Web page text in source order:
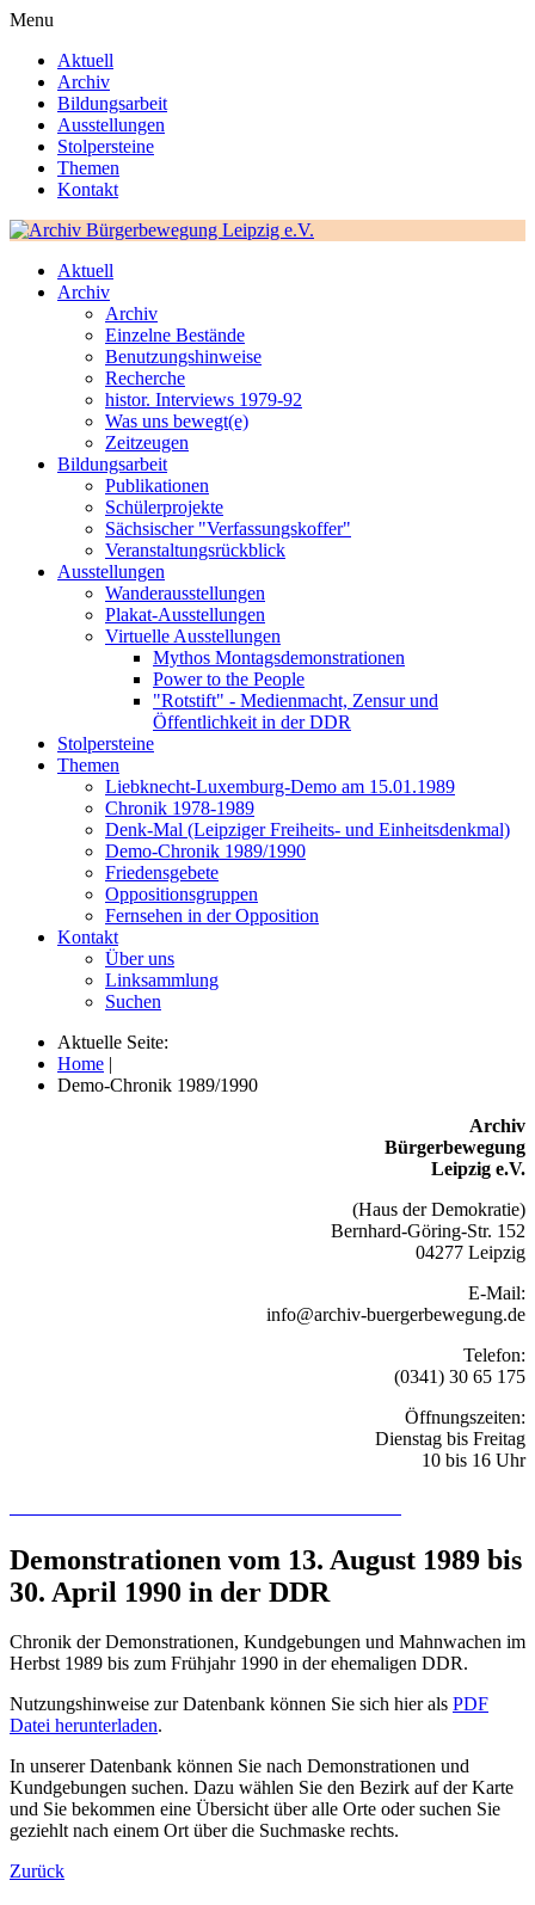
Menu
Aktuell
Archiv
Bildungsarbeit
Ausstellungen
Stolpersteine
Themen
Kontakt
Aktuell
Archiv
Archiv
Einzelne Bestände
Benutzungshinweise
Recherche
histor. Interviews 1979-92
Was uns bewegt(e)
Zeitzeugen
Bildungsarbeit
Publikationen
Schülerprojekte
Sächsischer "Verfassungskoffer"
Veranstaltungsrückblick
Ausstellungen
Wanderausstellungen
Plakat-Ausstellungen
Virtuelle Ausstellungen
Mythos Montagsdemonstrationen
Power to the People
"Rotstift" - Medienmacht, Zensur und
Öffentlichkeit in der DDR
Stolpersteine
Themen
Liebknecht-Luxemburg-Demo am 15.01.1989
Chronik 1978-1989
Denk-Mal (Leipziger Freiheits- und Einheitsdenkmal)
Demo-Chronik 1989/1990
Friedensgebete
Oppositionsgruppen
Fernsehen in der Opposition
Kontakt
Über uns
Linksammlung
Suchen
Aktuelle Seite:
Home |
Demo-Chronik 1989/1990
Archiv
Bürgerbewegung
Leipzig e.V.
(Haus der Demokratie)
Bernhard-Göring-Str. 152
04277 Leipzig
E-Mail:
info@archiv-buergerbewegung.de
Telefon:
(0341) 30 65 175
Öffnungszeiten:
Dienstag bis Freitag
10 bis 16 Uhr
Demonstrationen vom 13. August 1989 bis
30. April 1990 in der DDR
Chronik der Demonstrationen, Kundgebungen und Mahnwachen im
Herbst 1989 bis zum Frühjahr 1990 in der ehemaligen DDR.
Nutzungshinweise zur Datenbank können Sie sich hier als PDF
Datei herunterladen.
In unserer Datenbank können Sie nach Demonstrationen und
Kundgebungen suchen. Dazu wählen Sie den Bezirk auf der Karte
und Sie bekommen eine Übersicht über alle Orte oder suchen Sie
geziehlt nach einem Ort über die Suchmaske rechts.
Zurück